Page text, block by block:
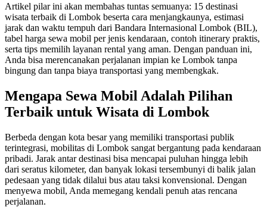
Artikel pilar ini akan membahas tuntas semuanya: 15 destinasi
wisata terbaik di Lombok beserta cara menjangkaunya, estimasi
jarak dan waktu tempuh dari Bandara Internasional Lombok (BIL),
tabel harga sewa mobil per jenis kendaraan, contoh itinerary praktis,
serta tips memilih layanan rental yang aman. Dengan panduan ini,
Anda bisa merencanakan perjalanan impian ke Lombok tanpa
bingung dan tanpa biaya transportasi yang membengkak.
Mengapa Sewa Mobil Adalah Pilihan
Terbaik untuk Wisata di Lombok
Berbeda dengan kota besar yang memiliki transportasi publik
terintegrasi, mobilitas di Lombok sangat bergantung pada kendaraan
pribadi. Jarak antar destinasi bisa mencapai puluhan hingga lebih
dari seratus kilometer, dan banyak lokasi tersembunyi di balik jalan
pedesaan yang tidak dilalui bus atau taksi konvensional. Dengan
menyewa mobil, Anda memegang kendali penuh atas rencana
perjalanan.